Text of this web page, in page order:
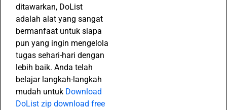
ditawarkan, DoList
adalah alat yang sangat
bermanfaat untuk siapa
pun yang ingin mengelola
tugas sehari-hari dengan
lebih baik. Anda telah
belajar langkah-langkah
mudah untuk Download
DoList zip download free